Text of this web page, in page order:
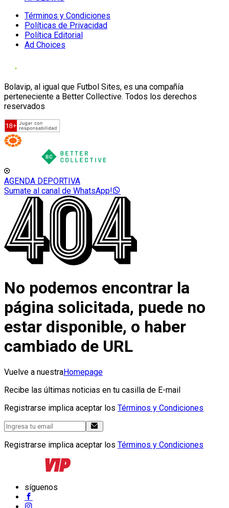
Términos y Condiciones
Políticas de Privacidad
Política Editorial
Ad Choices
Bolavip, al igual que Futbol Sites, es una compañía
perteneciente a Better Collective. Todos los derechos
reservados
AGENDA DEPORTIVA
Sumate al canal de WhatsApp!
No podemos encontrar la
página solicitada, puede no
estar disponible, o haber
cambiado de URL
Vuelve a nuestraHomepage
Recibe las últimas noticias en tu casilla de E-mail
Registrarse implica aceptar los Términos y Condiciones
Registrarse implica aceptar los Términos y Condiciones
síguenos